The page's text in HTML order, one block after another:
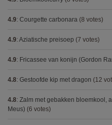
4.9: Courgette carbonara (8 votes)
4.9: Aziatische preisoep (7 votes)
4.9: Fricassee van konijn (Gordon
4.8: Gestoofde kip met dragon (12
4.8: Zalm met gebakken bloemkool,
Meus) (6 votes)